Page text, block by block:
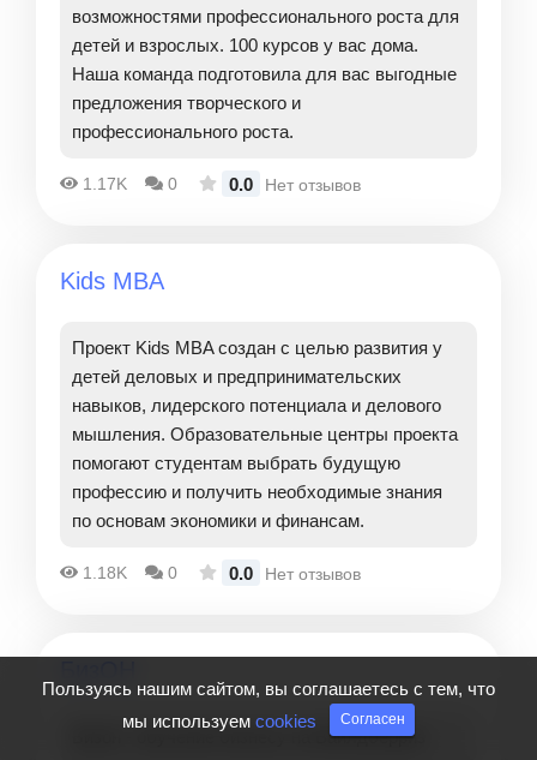
возможностями профессионального роста для
детей и взрослых. 100 курсов у вас дома.
Наша команда подготовила для вас выгодные
предложения творческого и
профессионального роста.
1.17K 0 0.0 Нет отзывов
Kids MBA
Проект Kids MBA создан с целью развития у
детей деловых и предпринимательских
навыков, лидерского потенциала и делового
мышления. Образовательные центры проекта
помогают студентам выбрать будущую
профессию и получить необходимые знания
по основам экономики и финансам.
1.18K 0 0.0 Нет отзывов
Бизон - обучение бизнесу на Вайлдберриз
Пользуясь нашим сайтом, вы соглашаетесь с тем, что
мы используем cookies Согласен